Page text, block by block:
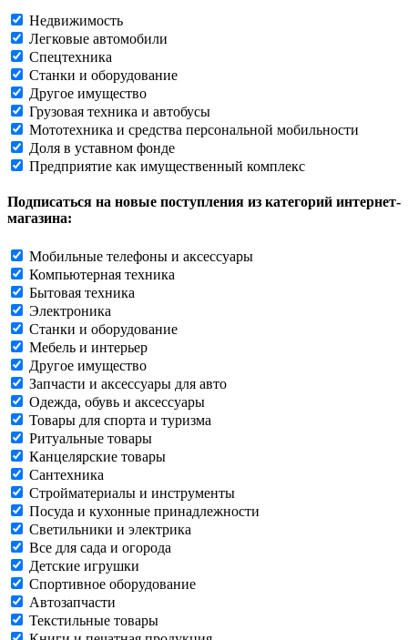
Недвижимость
Легковые автомобили
Спецтехника
Станки и оборудование
Другое имущество
Грузовая техника и автобусы
Мототехника и средства персональной мобильности
Доля в уставном фонде
Предприятие как имущественный комплекс
Подписаться на новые поступления из категорий интернет-
магазина:
Мобильные телефоны и аксессуары
Компьютерная техника
Бытовая техника
Электроника
Станки и оборудование
Мебель и интерьер
Другое имущество
Запчасти и аксессуары для авто
Одежда, обувь и аксессуары
Товары для спорта и туризма
Ритуальные товары
Канцелярские товары
Сантехника
Стройматериалы и инструменты
Посуда и кухонные принадлежности
Светильники и электрика
Все для сада и огорода
Детские игрушки
Спортивное оборудование
Автозапчасти
Текстильные товары